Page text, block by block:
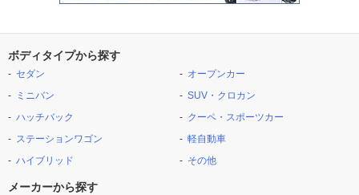
ボディタイプから探す
セダン
ミニバン
ハッチバック
ステーションワゴン
ハイブリッド
オープンカー
SUV・クロカン
クーペ・スポーツカー
軽自動車
その他
メーカーから探す